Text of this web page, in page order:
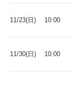
11/23(日) 10:00
11/30(日) 10:00